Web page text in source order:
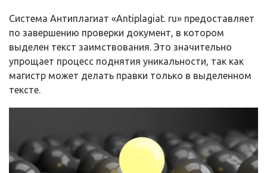
Система Антиплагиат «Antiplagiat. ru» предоставляет
по завершению проверки документ, в котором
выделен текст заимствования. Это значительно
упрощает процесс поднятия уникальности, так как
магистр может делать правки только в выделенном
тексте.